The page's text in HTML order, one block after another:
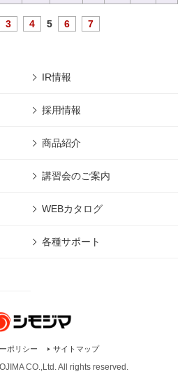
3 4 5 6 7
IR情報
採用情報
商品紹介
講習会のご案内
WEBカタログ
各種サポート
ポリシー サイトマップ
CO.,Ltd. All rights reserved.